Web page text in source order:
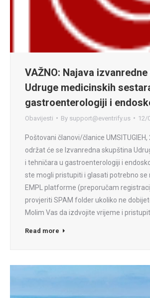
VAŽNO: Najava
Udruge medicinskih
gastroenterologiji i
Obavijesti By support@eventrify.us 12/
Poštovani članovi/članice
održat će se Izvanredna skupština
i tehničara u gastroenterologiji i
ste mogli pristupiti i glasati potrebno
EMPL platforme (preporučam
provjeriti SPAM folder ukoliko ne
Molim Vas da izdvojite vrijeme i
Read more